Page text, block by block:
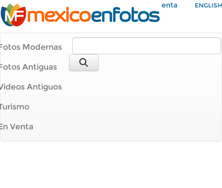
Mi Cuenta ENGLISH
Modernas
Antiguas
Antiguos
Venta